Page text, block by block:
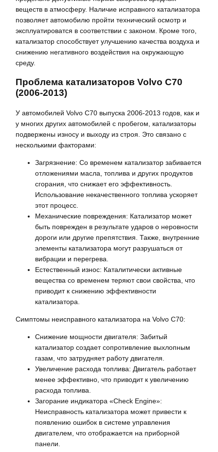
веществ в атмосферу. Наличие исправного катализатора
позволяет автомобилю пройти технический осмотр и
эксплуатироватся в соответствии с законом. Кроме того,
катализатор способствует улучшению качества воздуха и
снижению негативного воздействия на окружающую
среду.
Проблема катализаторов Volvo C70
(2006-2013)
У автомобилей Volvo C70 выпуска 2006-2013 годов, как и
у многих других автомобилей с пробегом, катализаторы
подвержены износу и выходу из строя. Это связано с
несколькими факторами:
Загрязнение: Со временем катализатор забивается
отложениями масла, топлива и других продуктов
сгорания, что снижает его эффективность.
Использование некачественного топлива ускоряет
этот процесс.
Механические повреждения: Катализатор может
быть поврежден в результате ударов о неровности
дороги или другие препятствия. Также, внутренние
элементы катализатора могут разрушаться от
вибрации и перегрева.
Естественный износ: Каталитически активные
вещества со временем теряют свои свойства, что
приводит к снижению эффективности
катализатора.
Симптомы неисправного катализатора на Volvo C70:
Снижение мощности двигателя: Забитый
катализатор создает сопротивление выхлопным
газам, что затрудняет работу двигателя.
Увеличение расхода топлива: Двигатель работает
менее эффективно, что приводит к увеличению
расхода топлива.
Загорание индикатора «Check Engine»:
Неисправность катализатора может привести к
появлению ошибок в системе управления
двигателем, что отображается на приборной
панели.